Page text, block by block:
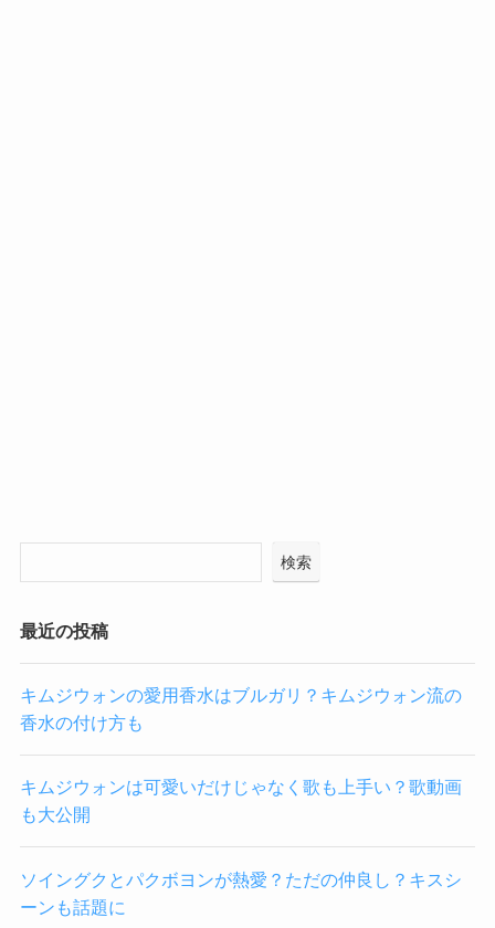
検索
最近の投稿
キムジウォンの愛用香水はブルガリ？キムジウォン流の
香水の付け方も
キムジウォンは可愛いだけじゃなく歌も上手い？歌動画
も大公開
ソイングクとパクボヨンが熱愛？ただの仲良し？キスシ
ーンも話題に